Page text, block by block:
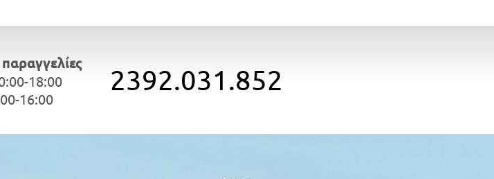
18:00
16:00
2392.031.852